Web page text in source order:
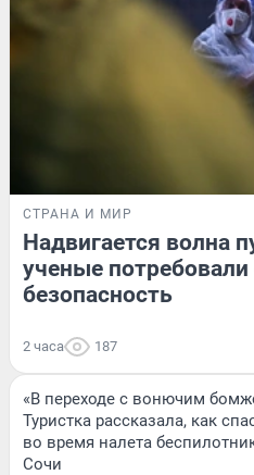
СТРАНА И МИР
Надвигается волна
ученые
безопасность
2 часа 187
«В переходе с вонючим
Туристка рассказала, как
во время налета
Сочи